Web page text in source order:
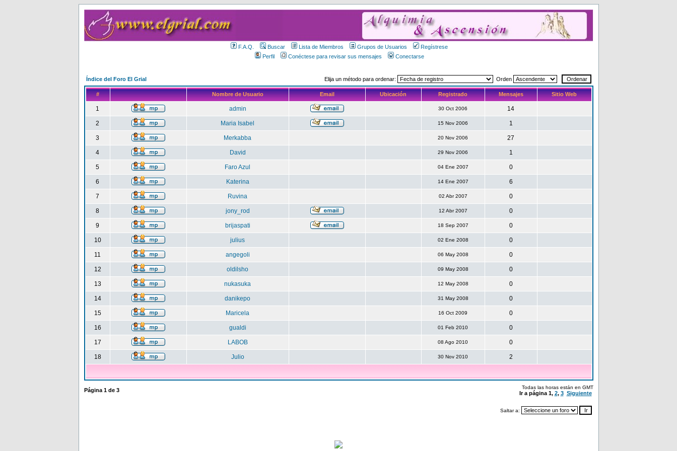
F.A.Q. Buscar Lista de Miembros Grupos de Usuarios
Regístrese
Perfil
Conéctese para revisar sus mensajes Conectarse
Índice del Foro El Grial Elija un método para ordenar: Orden
# Nombre de Usuario Email Ubicación Registrado Mensajes Sitio Web
1 admin 30 Oct 2006 14
2 Maria Isabel 15 Nov 2006 1
3 Merkabba 20 Nov 2006 27
4 David 29 Nov 2006 1
5 Faro Azul 04 Ene 2007 0
6 Katerina 14 Ene 2007 6
7 Ruvina 02 Abr 2007 0
8 jony_rod 12 Abr 2007 0
9 brijaspati 18 Sep 2007 0
10 julius 02 Ene 2008 0
11 angegoli 06 May 2008 0
12 oldilsho 09 May 2008 0
13 nukasuka 12 May 2008 0
14 danikepo 31 May 2008 0
15 Maricela 16 Oct 2009 0
16 gualdi 01 Feb 2010 0
17 LABOB 08 Ago 2010 0
18 Julio 30 Nov 2010 2
Página 1de 3 Todas las horas están en GMT
Ir a página 1, 2, 3 Siguiente
Saltar a: